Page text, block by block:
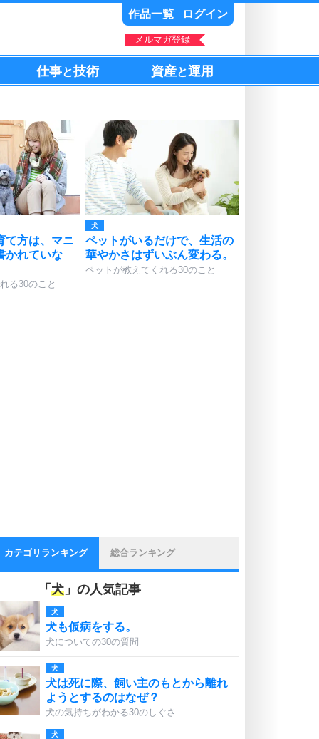
作品一覧 ログイン
メルマガ登録
仕事と技術 資産と運用
て方は、マニ
かれていな
る30のこと
犬
ペットがいるだけで、生活の
華やかさはずいぶん変わる。
ペットが教えてくれる30のこと
カテゴリランキング 総合ランキング
「 犬 」の人気記事
犬
犬も仮病をする。
犬についての30の質問
犬
犬は死に際、飼い主のもとから離れ
ようとするのはなぜ？
犬の気持ちがわかる30のしぐさ
犬